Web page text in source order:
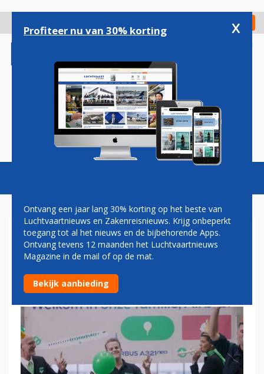
gaan
Check in
Magazine Podcasts Vacatures
TRANSAVIA GEEFT GROOT
WELKOMSTFEEST VOOR
EERSTE AIRBUS A321NEO
Profiteer nu van 30% korting x
Ontvang een jaar lang 30% korting op het beste van
Luchtvaartnieuws en Zakenreisnieuws. Krijg onbeperkt
toegang tot al het nieuws en de bijbehorende Apps.
Ontvang tevens 12 maanden het Luchtvaartnieuws
Magazine in de mail of op de mat.
Bekijk aanbieding